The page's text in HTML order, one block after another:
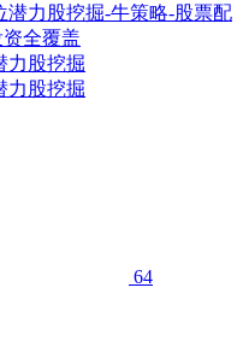
股挖掘
股挖掘
64